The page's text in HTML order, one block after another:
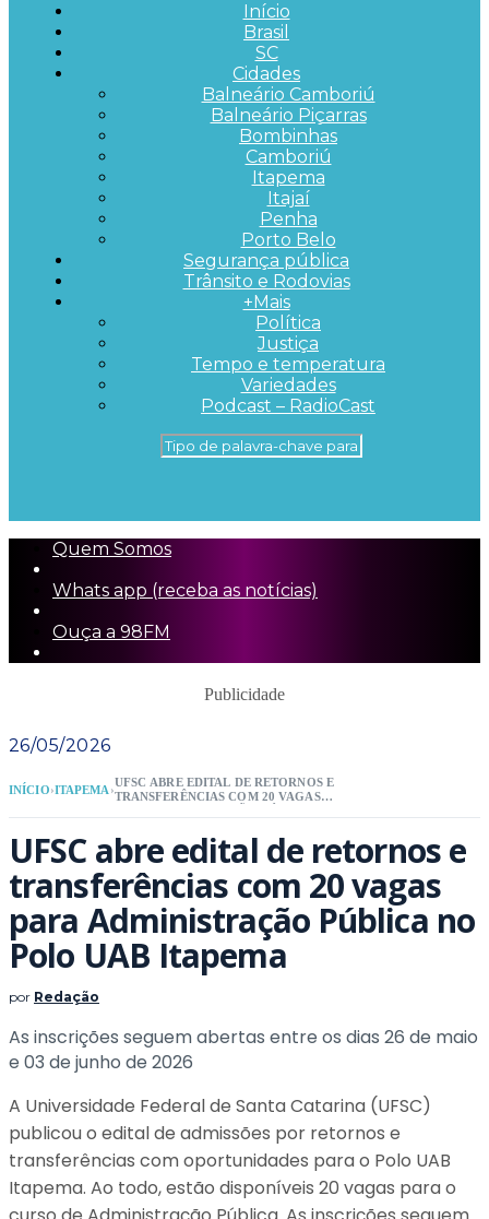
Início
Brasil
SC
Cidades
Balneário Camboriú
Balneário Piçarras
Bombinhas
Camboriú
Itapema
Itajaí
Penha
Porto Belo
Segurança pública
Trânsito e Rodovias
+Mais
Política
Justiça
Tempo e temperatura
Variedades
Podcast – RadioCast
Quem Somos
Whats app (receba as notícias)
Ouça a 98FM
Publicidade
26/05/2026
INÍCIO›ITAPEMA ›
UFSC ABRE EDITAL DE RETORNOS E
TRANSFERÊNCIAS COM 20 VAGAS
UFSC abre edital de retornos e
transferências com 20 vagas
para Administração Pública no
Polo UAB Itapema
por Redação
As inscrições seguem abertas entre os dias 26 de maio
e 03 de junho de 2026
A Universidade Federal de Santa Catarina (UFSC)
publicou o edital de admissões por retornos e
transferências com oportunidades para o Polo UAB
Itapema. Ao todo, estão disponíveis 20 vagas para o